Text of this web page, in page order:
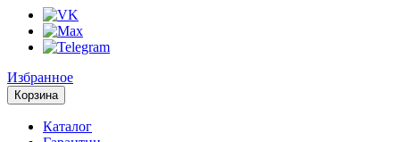
Избранное
Корзина
Каталог